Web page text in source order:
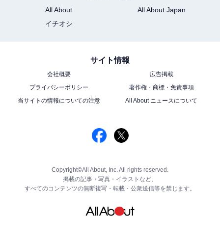
All About
All About Japan
イチオシ
サイト情報
会社概要
広告掲載
プライバシーポリシー
著作権・商標・免責事項
当サイトの情報についての注意
All About ニュースについて
Copyright©All About, Inc. All rights reserved.
掲載の記事・写真・イラストなど、
すべてのコンテンツの無断複写・転載・公衆送信等を禁じます。